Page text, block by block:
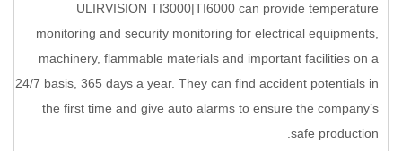
ULIRVISION TI3000|TI6000 can provide temperature
monitoring and security monitoring for electrical equipments,
machinery, flammable materials and important facilities on a
24/7 basis, 365 days a year. They can find accident potentials in
the first time and give auto alarms to ensure the company’s
safe production.